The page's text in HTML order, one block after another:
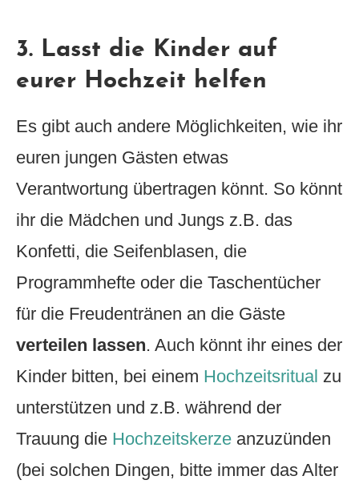
3. Lasst die Kinder auf
eurer Hochzeit helfen
Es gibt auch andere Möglichkeiten, wie ihr
euren jungen Gästen etwas
Verantwortung übertragen könnt. So könnt
ihr die Mädchen und Jungs z.B. das
Konfetti, die Seifenblasen, die
Programmhefte oder die Taschentücher
für die Freudentränen an die Gäste
verteilen lassen. Auch könnt ihr eines der
Kinder bitten, bei einem Hochzeitsritual zu
unterstützen und z.B. während der
Trauung die Hochzeitskerze anzuzünden
(bei solchen Dingen, bitte immer das Alter